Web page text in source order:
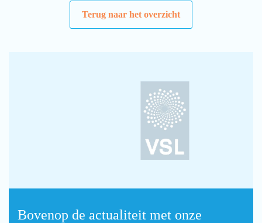
Terug naar het overzicht
Bovenop de actualiteit met onze